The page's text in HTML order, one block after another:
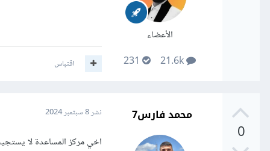
الأعضاء
اقتباس
0
محمد فارس7 نشر8 سبتمبر 2024
اخي مركز المساعدة لا